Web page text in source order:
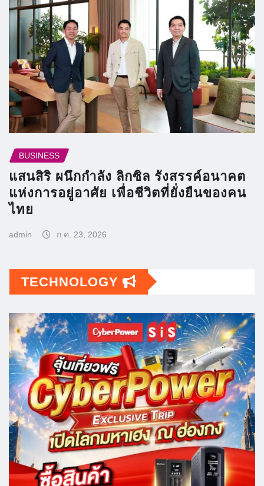
BUSINESS
แสนสิริ ผนึกกำลัง ลิกซิล รังสรรค์อนาคต
แห่งการอยู่อาศัย เพื่อชีวิตที่ยั่งยืนของคน
ไทย
admin ก.ค. 23, 2026
TECHNOLOGY